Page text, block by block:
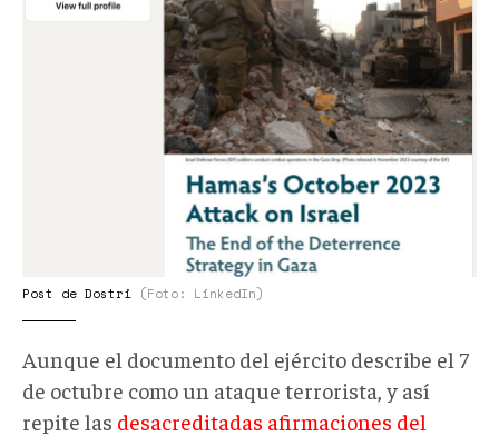
Post de Dostri (Foto: LinkedIn)
Aunque el documento del ejército describe el 7
de octubre como un ataque terrorista, y así
repite las desacreditadas afirmaciones del